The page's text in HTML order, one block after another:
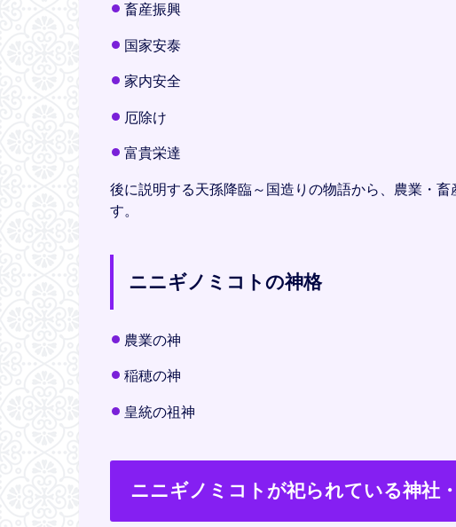
畜産振興
国家安泰
家内安全
厄除け
富貴栄達
後に説明する天孫降臨～国造りの物語から、農業・
す。
ニニギノミコトの神格
農業の神
稲穂の神
皇統の祖神
ニニギノミコトが祀られている神社